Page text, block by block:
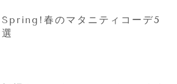
Spring!春のマタニティコーデ5
選